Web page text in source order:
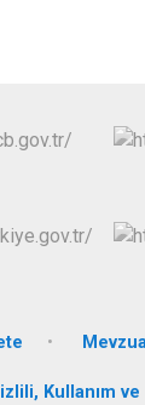
Kullanım ve